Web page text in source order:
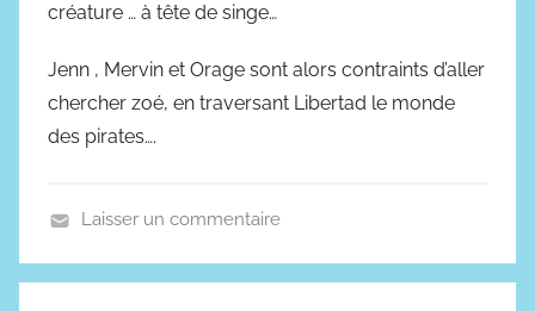
créature … à tête de singe…
Jenn , Mervin et Orage sont alors contraints d’aller
chercher zoé, en traversant Libertad le monde
des pirates….
a
Laisser un commentaire